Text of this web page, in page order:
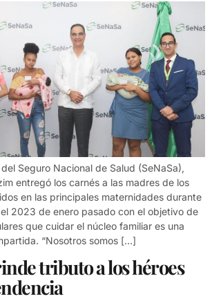
Seguro Nacional de Salud (SeNaSa),
entregó los carnés a las madres de los
en las principales maternidades durante
2023 de enero pasado con el objetivo de
que cuidar el núcleo familiar es una
“Nosotros somos […]
tributo a los héroes